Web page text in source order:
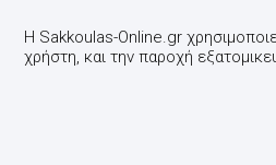
Η Sakkoulas-Online.gr
χρήστη, και την παροχή